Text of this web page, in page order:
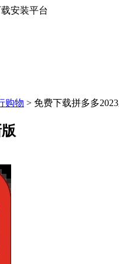
安装平台
购物 > 免费下载拼多多